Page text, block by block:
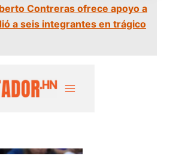
Contreras ofrece apoyo a
a seis integrantes en trágico